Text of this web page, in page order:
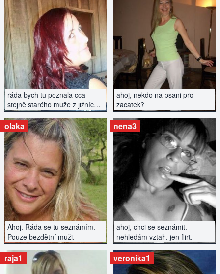
ráda bych tu poznala cca
stejně starého muže z jižních
čech
ZOBRAZIT INZERÁT
ahoj, nekdo na psani pro
zacatek?
ZOBRAZIT INZERÁT
Ahoj. Ráda se tu seznámím.
Pouze bezdětní muži.
olaka
ZOBRAZIT INZERÁT
ahoj, chci se seznámit.
nehledám vztah, jen flirt.
nena3
ZOBRAZIT INZERÁT
raja1 veronika1